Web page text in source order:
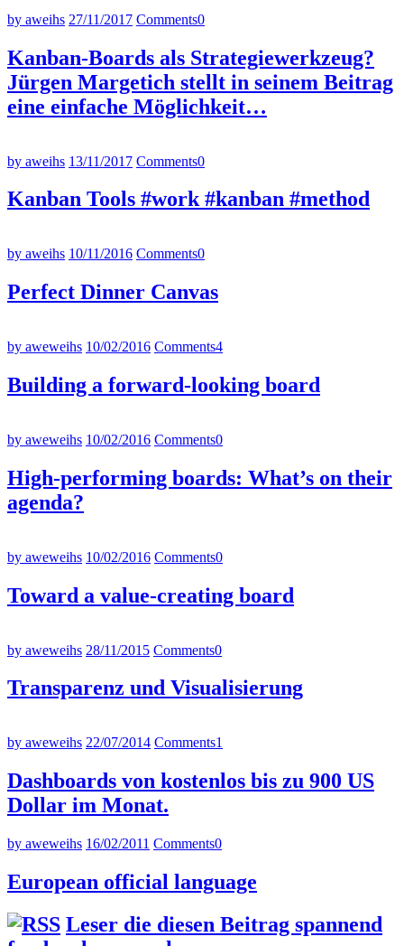
by aweihs 27/11/2017 Comments0
Kanban-Boards als Strategiewerkzeug?
Jürgen Margetich stellt in seinem Beitrag
eine einfache Möglichkeit…
by aweihs 13/11/2017 Comments0
Kanban Tools #work #kanban #method
by aweihs 10/11/2016 Comments0
Perfect Dinner Canvas
by aweweihs 10/02/2016 Comments4
Building a forward-looking board
by aweweihs 10/02/2016 Comments0
High-performing boards: What’s on their
agenda?
by aweweihs 10/02/2016 Comments0
Toward a value-creating board
by aweweihs 28/11/2015 Comments0
Transparenz und Visualisierung
by aweweihs 22/07/2014 Comments1
Dashboards von kostenlos bis zu 900 US
Dollar im Monat.
by aweweihs 16/02/2011 Comments0
European official language
Leser die diesen Beitrag spannend